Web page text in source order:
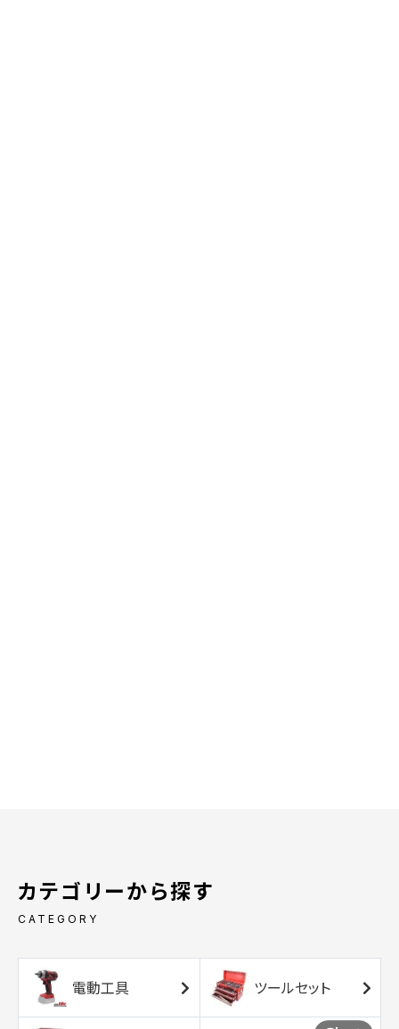
カテゴリーから探す
CATEGORY
電動工具 ツールセット